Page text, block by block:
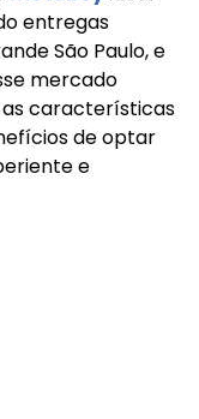
entregas
São Paulo, e
mercado
características
de optar
e